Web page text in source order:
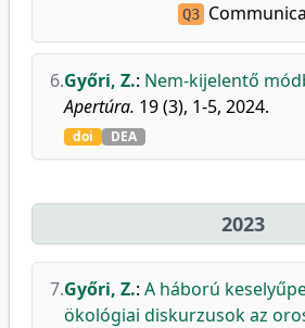
Q3
6.Győri, Z.: Nem-kijelentő
Apertúra. 19 (3), 1-5, 2024.
doi DEA
2023
7.Győri, Z.: A háború
ökológiai diskurzusok az